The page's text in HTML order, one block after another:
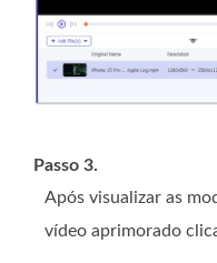
Passo 3.
Após visualizar as
vídeo aprimorado